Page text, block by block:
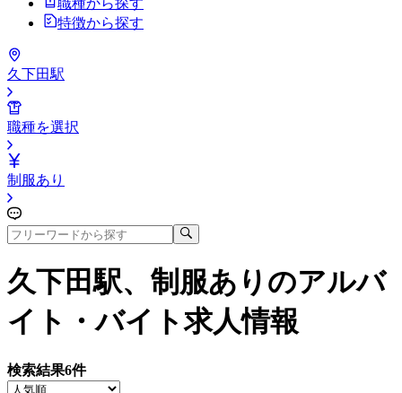
特徴から探す
久下田駅
職種を選択
制服あり
久下田駅、制服あり のアルバ
イト・バイト求人情報
検索結果6件